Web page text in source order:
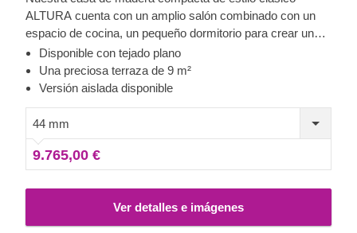
ALTURA cuenta con un amplio salón combinado con un
espacio de cocina, un pequeño dormitorio para crear una
zona de descanso independiente y un espacio de baño
funcional. Gracias a su disposición en una sola planta,
ALTURA es una excelente opción para las familias con
Además, su preciosa terraza de 9 m² es perfecta para
celebrar deliciosas comidas en familia y pasar buenos
momentos juntos al aire libre. Para su mayor comodidad,
también se encuentra disponible una versión aislada de
este modelo.
Disponible con tejado plano
Una preciosa terraza de 9 m²
Versión aislada disponible
44 mm
9.765,00 €
Ver detalles e imágenes